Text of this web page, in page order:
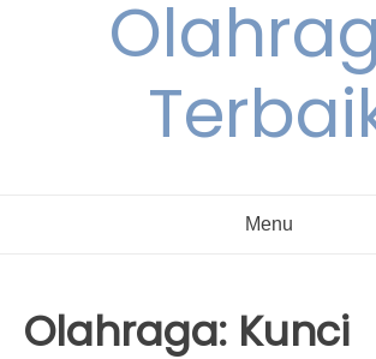
Menu
Olahraga: Kunci